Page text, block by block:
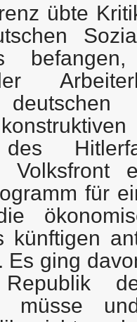
übte
Volksfront
für
künftigen
Es ging
Republik
müsse